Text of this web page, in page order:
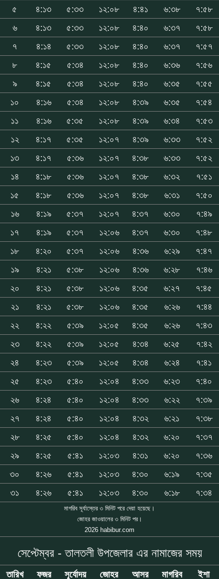
৫
৪:১৩ ৫:৩৩ ১২:০৮ ৪:৪১ ৬:৩৮
৭:৫৮
৬
৪:১৩ ৫:৩৩ ১২:০৮ ৪:৪০ ৬:৩৭
৭:৫৮
৭
৪:১৪ ৫:৩৩ ১২:০৮ ৪:৪০ ৬:৩৭
৭:৫৭
৮
৪:১৫ ৫:৩৪ ১২:০৮ ৪:৪০ ৬:৩৬
৭:৫৬
৯
৪:১৫ ৫:৩৪ ১২:০৮ ৪:৪০ ৬:৩৫
৭:৫৫
১০
৪:১৬ ৫:৩৪ ১২:০৮ ৪:৩৯ ৬:৩৫
৭:৫৪
১১
৪:১৬ ৫:৩৫ ১২:০৮ ৪:৩৯ ৬:৩৪
৭:৫৩
১২
৪:১৭ ৫:৩৫ ১২:০৭ ৪:৩৯ ৬:৩৩
৭:৫২
১৩
৪:১৭ ৫:৩৬ ১২:০৭ ৪:৩৮ ৬:৩৩
৭:৫২
১৪
৪:১৮ ৫:৩৬ ১২:০৭ ৪:৩৮ ৬:৩২
৭:৫১
১৫
৪:১৮ ৫:৩৬ ১২:০৭ ৪:৩৮ ৬:৩১
৭:৫০
১৬
৪:১৯ ৫:৩৭ ১২:০৭ ৪:৩৭ ৬:৩০
৭:৪৯
১৭
৪:১৯ ৫:৩৭ ১২:০৬ ৪:৩৭ ৬:৩০
৭:৪৮
১৮
৪:২০ ৫:৩৭ ১২:০৬ ৪:৩৬ ৬:২৯
৭:৪৭
১৯
৪:২১ ৫:৩৮ ১২:০৬ ৪:৩৬ ৬:২৮
৭:৪৬
২০
৪:২১ ৫:৩৮ ১২:০৬ ৪:৩৫ ৬:২৭
৭:৪৫
২১
৪:২১ ৫:৩৮ ১২:০৬ ৪:৩৫ ৬:২৬
৭:৪৪
২২
৪:২২ ৫:৩৯ ১২:০৫ ৪:৩৫ ৬:২৬
৭:৪৩
২৩
৪:২২ ৫:৩৯ ১২:০৫ ৪:৩৪ ৬:২৫
৭:৪২
২৪
৪:২৩ ৫:৩৯ ১২:০৫ ৪:৩৪ ৬:২৪
৭:৪১
২৫
৪:২৩ ৫:৪০ ১২:০৪ ৪:৩৩ ৬:২৩
৭:৪০
২৬
৪:২৪ ৫:৪০ ১২:০৪ ৪:৩৩ ৬:২২
৭:৩৯
২৭
৪:২৪ ৫:৪০ ১২:০৪ ৪:৩২ ৬:২১
৭:৩৮
২৮
৪:২৫ ৫:৪০ ১২:০৪ ৪:৩২ ৬:২০
৭:৩৭
২৯
৪:২৫ ৫:৪১ ১২:০৩ ৪:৩১ ৬:২০
৭:৩৬
৩০
৪:২৬ ৫:৪১ ১২:০৩ ৪:৩০ ৬:১৯
৭:৩৫
৩১
৪:২৬ ৫:৪১ ১২:০৩ ৪:৩০ ৬:১৮ ৭:৩৪
মাগরিব সূর্যাস্তের ৩ মিনিট পরে দেয়া হয়েছে।
জোহর জাওয়ালের ৩ মিনিট পর।
2026 habibur.com
সেপ্টেম্বর - তালতলী উপজেলার এর নামাজের সময়
তারিখ ফজর সূর্যোদয় জোহর আসর মাগরিব ইশা